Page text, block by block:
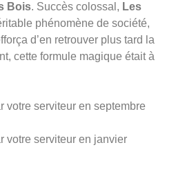
Bois. Succès colossal, Les
phénomène de société,
d’en retrouver plus tard la
cette formule magique était à
votre serviteur en septembre
votre serviteur en janvier